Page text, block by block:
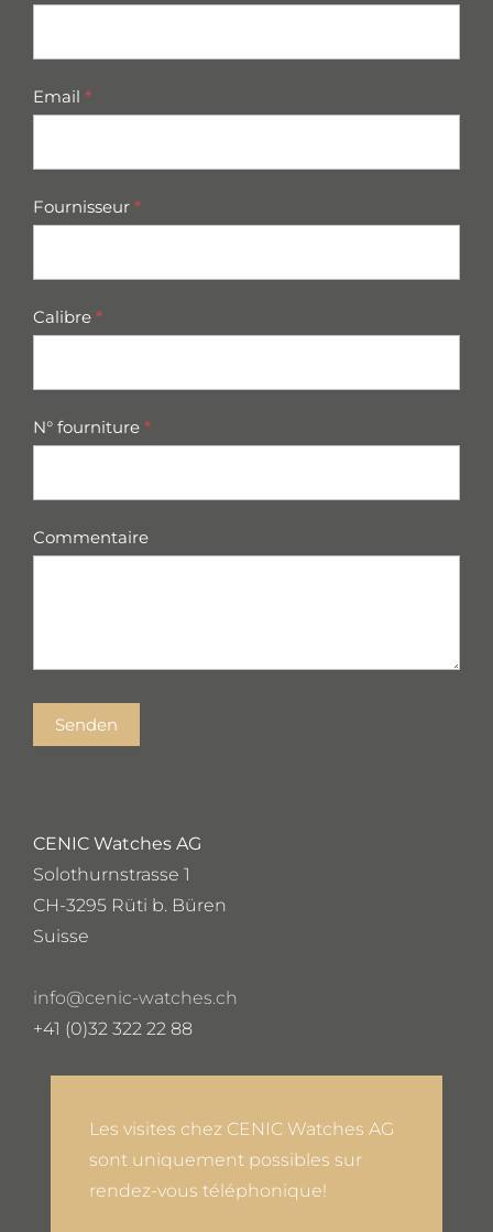
Email *
Fournisseur *
Calibre *
N° fourniture *
Commentaire
Senden
CENIC Watches AG
Solothurnstrasse 1
CH-3295 Rüti b. Büren
Suisse
info@cenic-watches.ch
+41 (0)32 322 22 88
Les visites chez CENIC Watches AG
sont uniquement possibles sur
rendez-vous téléphonique!